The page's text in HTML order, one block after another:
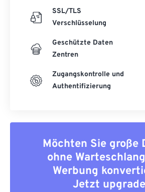
SSL/TLS
Verschlüsselung
Geschützte Daten
Zentren
Zugangskontrolle und
Authentifizierung
Möchten Sie große
ohne
Werbung
Jetzt